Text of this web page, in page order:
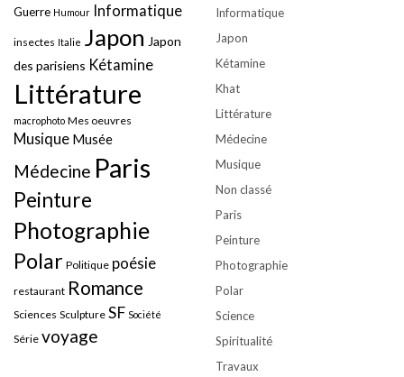
Guerre Humour Informatique
insectes Italie Japon Japon
des parisiens Kétamine
Littérature
macrophoto Mes oeuvres
Musique Musée
Médecine Paris
Peinture
Photographie
Polar Politique poésie
restaurant Romance
Sciences Sculpture SF Société
Série voyage
Informatique
Japon
Kétamine
Khat
Littérature
Médecine
Musique
Non classé
Paris
Peinture
Photographie
Polar
Science
Spiritualité
Travaux